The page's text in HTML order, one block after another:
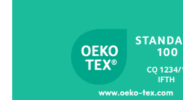
自2019年起，Anaïk获得OEKO-TEX®
100 – II类认证，证明我们的亲肤产品
物质含量标准，其检测标准比法规要